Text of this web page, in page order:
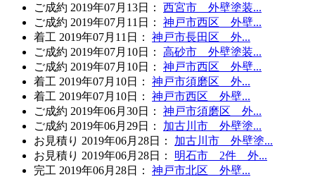
ご成約 2019年07月13日 ：
西宮市 外壁塗装...
ご成約 2019年07月11日 ：
神戸市西区 外壁...
着工 2019年07月11日 ：
神戸市長田区 外...
ご成約 2019年07月10日 ：
高砂市 外壁塗装...
ご成約 2019年07月10日 ：
神戸市西区 外壁...
着工 2019年07月10日 ：
神戸市須磨区 外...
着工 2019年07月10日 ：
神戸市西区 外壁...
ご成約 2019年06月30日 ：
神戸市須磨区 外...
ご成約 2019年06月29日 ：
加古川市 外壁塗...
お見積り 2019年06月28日 ：
加古川市 外壁塗...
お見積り 2019年06月28日 ：
明石市 2件 外...
完工 2019年06月28日 ：
神戸市北区 外壁...